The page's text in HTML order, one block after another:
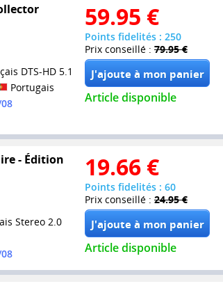
DTS-HD 5.1
Portugais
59.95 €
Points fidelités : 250
Prix conseillé : 79.95 €
Article disponible
- Édition
Stereo 2.0
19.66 €
Points fidelités : 60
Prix conseillé : 24.95 €
Article disponible